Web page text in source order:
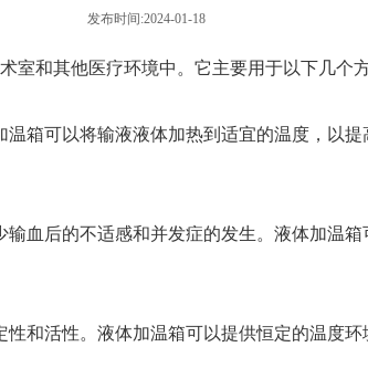
发布时间:2024-01-18
和其他医疗环境中。它主要用于以下几个
箱可以将输液液体加热到适宜的温度，以
血后的不适感和并发症的发生。液体加温
和活性。液体加温箱可以提供恒定的温度